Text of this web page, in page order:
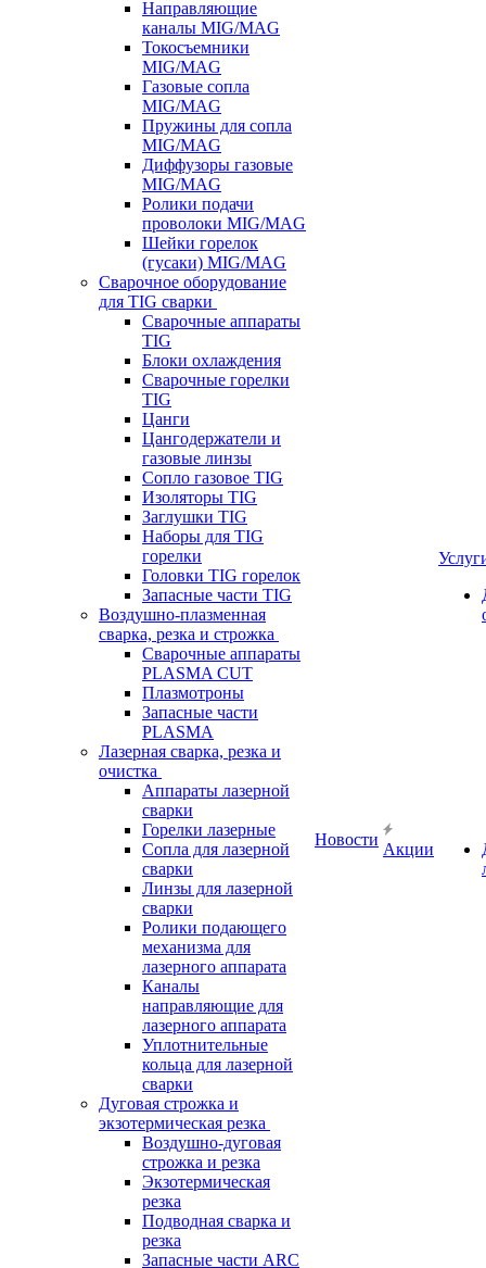
Направляющие
каналы MIG/MAG
Токосъемники
MIG/MAG
Газовые сопла
MIG/MAG
Пружины для сопла
MIG/MAG
Диффузоры газовые
MIG/MAG
Ролики подачи
проволоки MIG/MAG
Шейки горелок
(гусаки) MIG/MAG
Сварочное оборудование
для TIG сварки
Сварочные аппараты
TIG
Блоки охлаждения
Сварочные горелки
TIG
Цанги
Цангодержатели и
газовые линзы
Сопло газовое TIG
Изоляторы TIG
Заглушки TIG
Наборы для TIG
горелки
Головки TIG горелок
Запасные части TIG
Воздушно-плазменная
сварка, резка и строжка
Сварочные аппараты
PLASMA CUT
Плазмотроны
Запасные части
PLASMA
Лазерная сварка, резка и
очистка
Аппараты лазерной
сварки
Горелки лазерные
Сопла для лазерной
сварки
Линзы для лазерной
сварки
Ролики подающего
механизма для
лазерного аппарата
Каналы
направляющие для
лазерного аппарата
Уплотнительные
кольца для лазерной
сварки
Дуговая строжка и
экзотермическая резка
Воздушно-дуговая
строжка и резка
Экзотермическая
резка
Подводная сварка и
резка
Запасные части ARC
Новости
Акции